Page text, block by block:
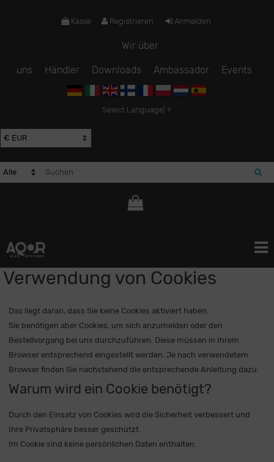
Kasse Registrieren Anmelden
Wir über
uns Händler Downloads Ambassador Events
Select Language
Verwendung von Cookies
Das liegt daran, dass Sie keine Cookies aktiviert haben.
Sie benötigen aber Cookies, um sich anzumelden oder den
Bestellvorgang bei uns durchzuführen. Diese müssen in Ihrem
Browser entsprechend eingestellt werden. Je nach verwendetem
Browser finden Sie nachstehend die entsprechende Anleitung dazu.
Warum wird ein Cookie benötigt?
Durch den Einsatz von Cookies wird die Sicherheit verbessert und
Ihre Privatsphäre besser geschützt.
Im Cookie sind keine persönlichen Daten enthalten.